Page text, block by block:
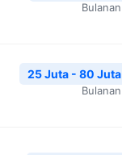
Bulanan
25 Juta - 80 Juta
Bulanan